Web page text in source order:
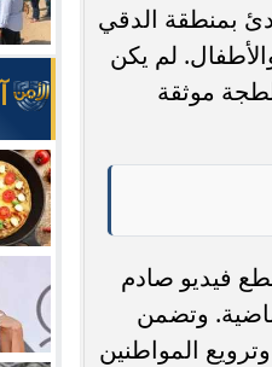
بمنطقة الدقي
لم يكن
موثقة
فيديو صادم
وتضمن
المواطنين